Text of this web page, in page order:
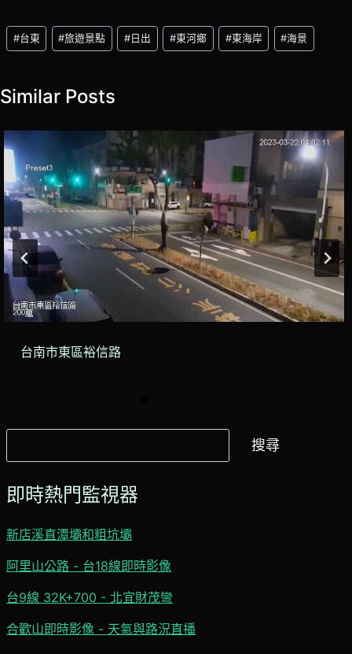
Post
Tags:
#台東 #旅遊景點 # 日出 #東河鄉 #東海岸 #海景
Similar Posts
台南市東區裕信路
尋
搜尋
即時熱門監視器
新店溪直潭壩和粗坑壩
阿里山公路 - 台18線即時影像
台9線 32K+700 - 北宜財茂彎
合歡山即時影像 - 天氣與路況直播